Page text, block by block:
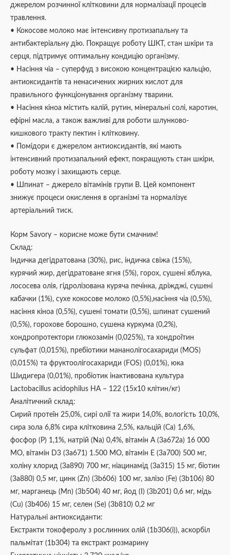
джерелом розчинної клітковини для нормалізації процесів
травлення.
• Кокосове молоко має інтенсивну протизапальну та
антибактеріальну дію. Покращує роботу ШКТ, стан шкіри та
серця, підтримує оптимальну кондицію організму.
• Насіння чіа – суперфуд з високою концентрацією кальцію,
антиоксидантів та ненасичених жирних кислот для
правильного функціонування організму тварини.
• Насіння кіноа містить калій, рутин, мінеральні солі, каротин,
ефірні масла, а також важливі для роботи шлунково-
кишкового тракту пектин і клітковину.
• Помідори є джерелом антиоксидантів, які мають
інтенсивний протизапальний ефект, покращують стан шкіри,
роботу мозку і захищають серце.
• Шпинат – джерело вітамінів групи В. Цей компонент
знижує процеси окислення в організмі та нормалізує
артеріальний тиск.
Корм Savory – корисне може бути смачним!
Склад:
Індичка дегідратована (30%), рис, індичка свіжа (15%),
курячий жир, дегідратоване ягня (5%), горох, сушені яблука,
лососева олія, гідролізована куряча печінка, дріжджі, сушені
кабачки (1%), сухе кокосове молоко (0,5%),насіння чіа (0,5%),
насіння кіноа (0,5%), сушені томати (0,5%), шпинат сушений
(0,5%), горохове борошно, сушена куркума (0,2%),
хондропротектори глюкозамін (0,025%), та хондроїтин
сульфат (0,015%), пребіотики мананолігосахариди (MOS)
(0,015%) та фруктоолігосахариди (FOS) (0,01%), юка
Шидигера (0,01%), пробіотик інактивована культура
Lactobacillus acidophilus HA – 122 (15х10 клітин/кг)
Аналітичний склад:
Сирий протеїн 25,0%, сирі олії та жири 14,0%, вологість 10,0%,
сира зола 6,8% сира клітковина 2,5%, кальцій (Ca) 1,6%,
фосфор (P) 1,1%, натрій (Na) 0,4%, вітамін А (3a672a) 16 000
МО, вітамін D3 (3a671) 1.500 МО, вітамін Е (3a700) 500 мг,
холіну хлорид (3a890) 700 мг, ніацинамід (3a315) 15 мг, біотин
(3a880) 0,5 мг, цинк (Zn) (3b606) 100 мг, залізо (Fe) (3b106) 80
мг, марганець (Mn) (3b504) 40 мг, йод (I) (3b201) 0,6 мг, мідь
(Cu) (3b406) 15 мг, селен (Se) (3b810) 0,2 мг
Натуральні антиоксиданти:
Екстракти токоферолу з рослинних олій (1b306(i)), аскорбіл
пальмітат (1b304) та екстракт розмарину